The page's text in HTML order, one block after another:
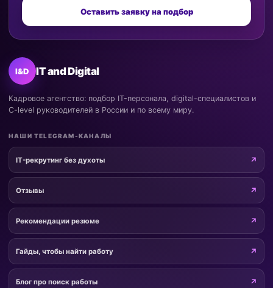
Оставить заявку на подбор
I&D IT and Digital
Кадровое агентство: подбор IT-персонала, digital-специалистов и
C-level руководителей в России и по всему миру.
НАШИ TELEGRAM-КАНАЛЫ
IT-рекрутинг без духоты
Отзывы
Рекомендации резюме
Гайды, чтобы найти работу
Блог про поиск работы